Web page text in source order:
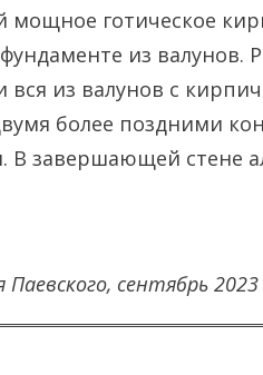
мощное готическое
из валунов.
вся из валунов с
более поздними
завершающей стене
сентябрь 2023